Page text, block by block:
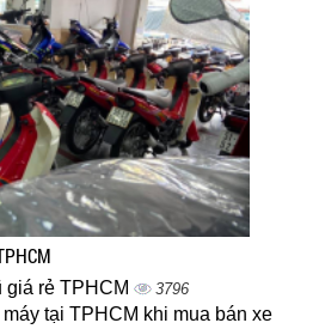
rẻ TPHCM 3796
tại TPHCM khi mua bán xe